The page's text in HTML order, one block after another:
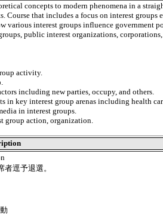
concepts to modern phenomena in a
Course that includes a focus on interest
various interest groups influence government
public interest organizations,
activity.
including new parties, occupy, and others.
in key interest group arenas including health
in interest groups.
group action, organization.
逕予退選。